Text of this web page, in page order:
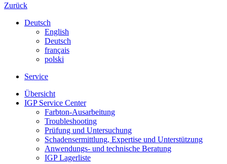
Zurück
Deutsch
English
Deutsch
français
polski
Service
Übersicht
IGP Service Center
Farbton-Ausarbeitung
Troubleshooting
Prüfung und Untersuchung
Schadensermittlung, Expertise und Unterstützung
Anwendungs- und technische Beratung
IGP Lagerliste